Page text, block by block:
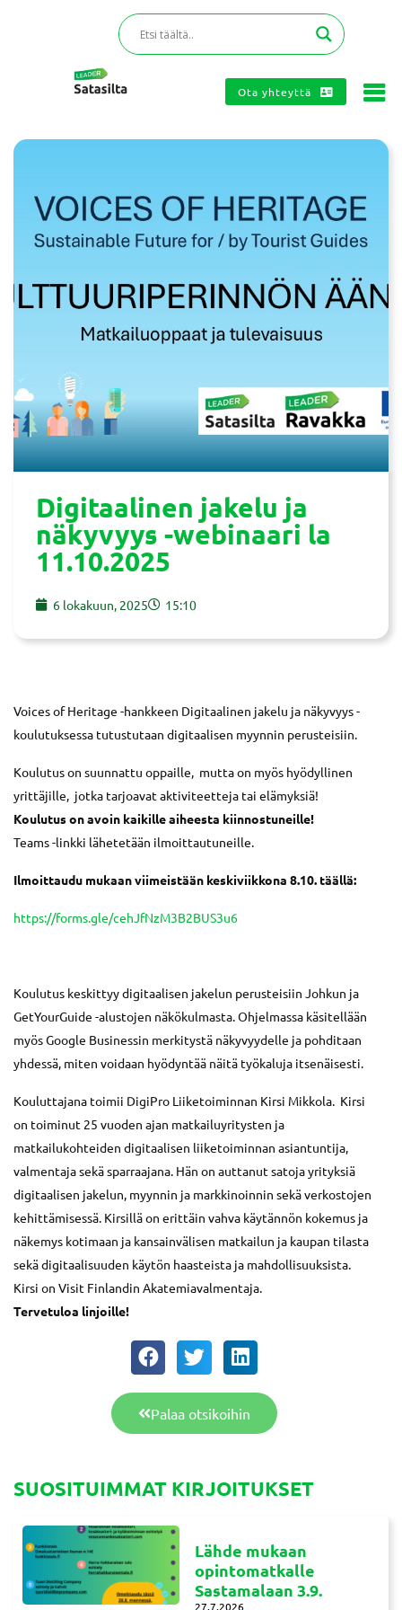
Ota yhteyttä
Digitaalinen jakelu ja
näkyvyys -webinaari la
11.10.2025
6 lokakuun, 2025 15:10
Voices of Heritage -hankkeen Digitaalinen jakelu ja näkyvyys -
koulutuksessa tutustutaan digitaalisen myynnin perusteisiin.
Koulutus on suunnattu oppaille, mutta on myös hyödyllinen
yrittäjille, jotka tarjoavat aktiviteetteja tai elämyksiä!
Koulutus on avoin kaikille aiheesta kiinnostuneille!
Teams -linkki lähetetään ilmoittautuneille.
Ilmoittaudu mukaan viimeistään keskiviikkona 8.10. täällä:
https://forms.gle/cehJfNzM3B2BUS3u6
Koulutus keskittyy digitaalisen jakelun perusteisiin Johkun ja
GetYourGuide -alustojen näkökulmasta. Ohjelmassa käsitellään
myös Google Businessin merkitystä näkyvyydelle ja pohditaan
yhdessä, miten voidaan hyödyntää näitä työkaluja itsenäisesti.
Kouluttajana toimii DigiPro Liiketoiminnan Kirsi Mikkola. Kirsi
on toiminut 25 vuoden ajan matkailuyritysten ja
matkailukohteiden digitaalisen liiketoiminnan asiantuntija,
valmentaja sekä sparraajana. Hän on auttanut satoja yrityksiä
digitaalisen jakelun, myynnin ja markkinoinnin sekä verkostojen
kehittämisessä. Kirsillä on erittäin vahva käytännön kokemus ja
näkemys kotimaan ja kansainvälisen matkailun ja kaupan tilasta
sekä digitaalisuuden käytön haasteista ja mahdollisuuksista.
Kirsi on Visit Finlandin Akatemiavalmentaja.
Tervetuloa linjoille!
Palaa otsikoihin
SUOSITUIMMAT KIRJOITUKSET
Lähde mukaan
opintomatkalle
Sastamalaan 3.9.
27.7.2026